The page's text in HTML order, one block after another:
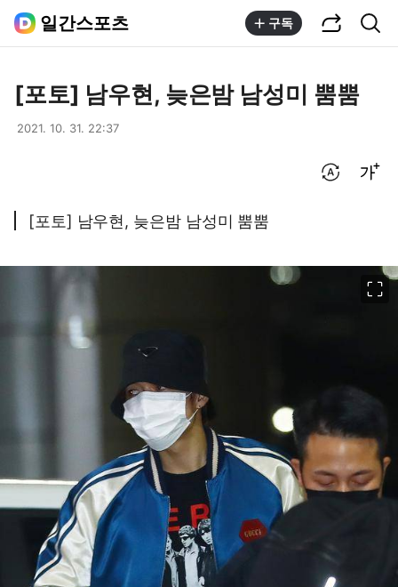
일간스포츠 구독
[포토] 남우현, 늦은밤 남성미 뿜뿜
2021. 10. 31. 22:37
[포토] 남우현, 늦은밤 남성미 뿜뿜